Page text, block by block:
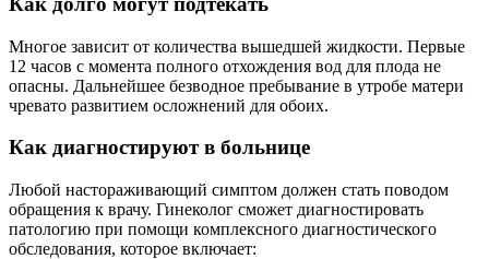
Многое зависит от количества вышедшей жидкости. Первые
12 часов с момента полного отхождения вод для плода не
опасны. Дальнейшее безводное пребывание в утробе матери
чревато развитием осложнений для обоих.
Как диагностируют в больнице
Любой настораживающий симптом должен стать поводом
обращения к врачу. Гинеколог сможет диагностировать
патологию при помощи комплексного диагностического
обследования, которое включает: